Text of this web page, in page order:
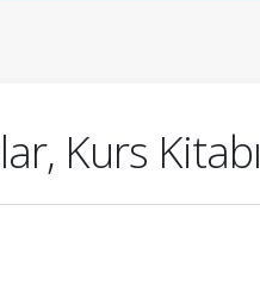
Kurs Kitabı